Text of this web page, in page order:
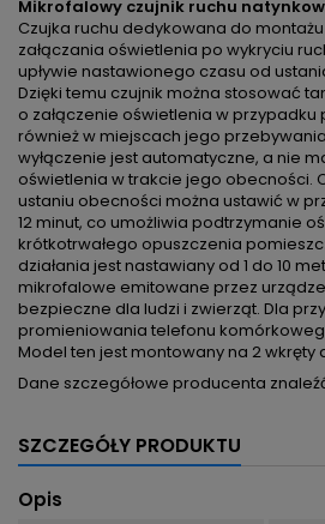
Mikrofalowy czujnik ruchu
Czujka ruchu dedykowana do montażu
załączania oświetlenia po wykryciu
upływie nastawionego czasu od
Dzięki temu czujnik można stosować
o załączenie oświetlenia w przypadku
również w miejscach jego
wyłączenie jest automatyczne, a nie
oświetlenia w trakcie jego obecności.
ustaniu obecności można ustawić w
12 minut, co umożliwia podtrzymanie
krótkotrwałego opuszczenia
działania jest nastawiany od 1 do 10
mikrofalowe emitowane przez
bezpieczne dla ludzi i zwierząt. Dla
promieniowania telefonu
Model ten jest montowany na 2 wkręty
Dane szczegółowe producenta
SZCZEGÓŁY PRODUKTU
Opis